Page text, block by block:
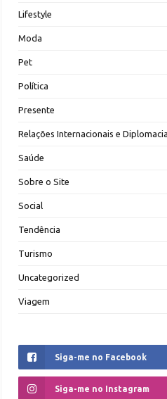
Lifestyle
Moda
Pet
Política
Presente
Relações Internacionais e Diplomacia
Saúde
Sobre o Site
Social
Tendência
Turismo
Uncategorized
Viagem
Siga-me no Facebook
Siga-me no Instagram